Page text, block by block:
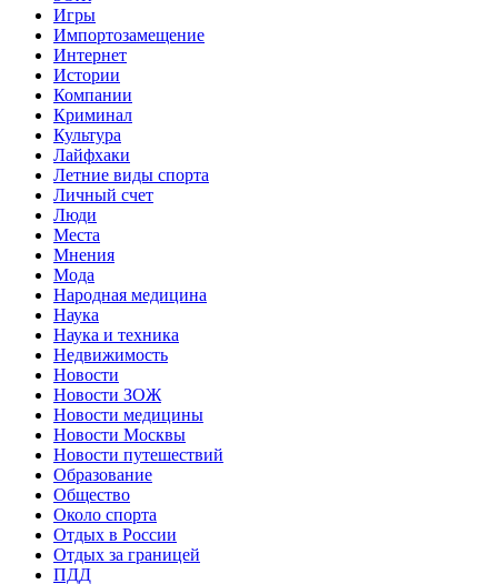
Игры
Импортозамещение
Интернет
Истории
Компании
Криминал
Культура
Лайфхаки
Летние виды спорта
Личный счет
Люди
Места
Мнения
Мода
Народная медицина
Наука
Наука и техника
Недвижимость
Новости
Новости ЗОЖ
Новости медицины
Новости Москвы
Новости путешествий
Образование
Общество
Около спорта
Отдых в России
Отдых за границей
ПДД